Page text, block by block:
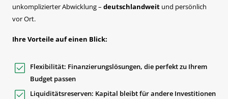
unkomplizierter Abwicklung – deutschlandweit und persönlich
vor Ort.
Ihre Vorteile auf einen Blick:
Flexibilität: Finanzierungslösungen, die perfekt zu Ihrem
Budget passen
Liquiditätsreserven: Kapital bleibt für andere Investitionen